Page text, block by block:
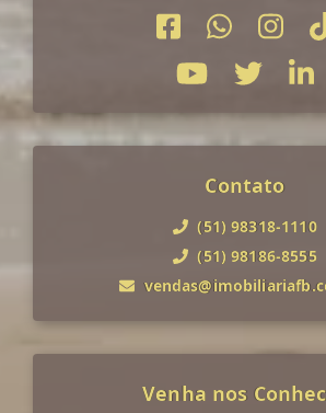
Contato
(51) 98318-1110
(51) 98186-8555
Venha nos